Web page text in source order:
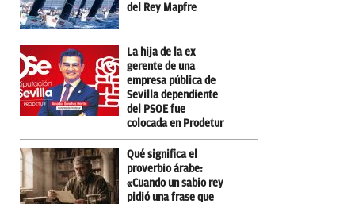
del Rey Mapfre
La hija de la ex
gerente de una
empresa pública de
Sevilla dependiente
del PSOE fue
colocada en Prodetur
Qué significa el
proverbio árabe:
«Cuando un sabio rey
pidió una frase que